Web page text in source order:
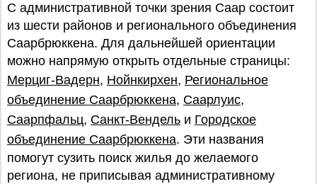
С административной точки зрения Саар состоит
из шести районов и регионального объединения
Саарбрюккена. Для дальнейшей ориентации
можно напрямую открыть отдельные страницы:
Мерциг-Вадерн, Нойнкирхен, Региональное
объединение Саарбрюккена, Саарлуис,
Саарпфальц, Санкт-Вендель и Городское
объединение Саарбрюккена. Эти названия
помогут сузить поиск жилья до желаемого
региона, не приписывая административному